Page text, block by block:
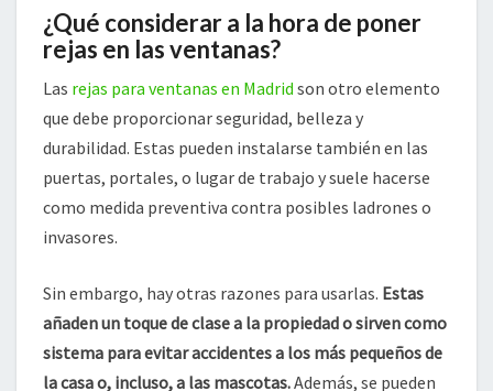
¿Qué considerar a la hora de poner
rejas en las ventanas?
Las rejas para ventanas en Madrid son otro elemento
que debe proporcionar seguridad, belleza y
durabilidad. Estas pueden instalarse también en las
puertas, portales, o lugar de trabajo y suele hacerse
como medida preventiva contra posibles ladrones o
invasores.
Sin embargo, hay otras razones para usarlas. Estas
añaden un toque de clase a la propiedad o sirven como
sistema para evitar accidentes a los más pequeños de
la casa o, incluso, a las mascotas.Además, se pueden